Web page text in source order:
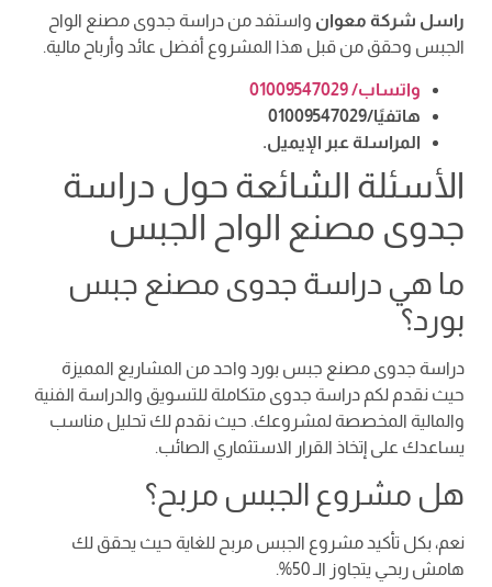
راسل شركة معوان واستفد من دراسة جدوى مصنع الواح
الجبس وحقق من قبل هذا المشروع أفضل عائد وأرباح مالية.
واتساب/ 01009547029
هاتفيًا/01009547029
المراسلة عبر الإيميل.
الأسئلة الشائعة حول دراسة
جدوى مصنع الواح الجبس
ما هي دراسة جدوى مصنع جبس
بورد؟
دراسة جدوى مصنع جبس بورد واحد من المشاريع المميزة
حيث نقدم لكم دراسة جدوى متكاملة للتسويق والدراسة الفنية
والمالية المخصصة لمشروعك. حيث نقدم لك تحليل مناسب
يساعدك على إتخاذ القرار الاستثماري الصائب.
هل مشروع الجبس مربح؟
نعم، بكل تأكيد مشروع الجبس مربح للغاية حيث يحقق لك
هامش ربحي يتجاوز الـ 50%.